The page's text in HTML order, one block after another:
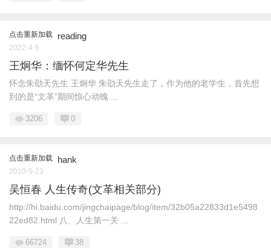
点击重新加载 reading
2022-4-5
王炯华：缅怀何定华先生
怀念朱劭天先生 王炯华 朱劭天先生走了，作为他的老学生，首先想
到的是“文革”期间惊心动魄 ...
3206 0
点击重新加载 hank
2010-5-23
吴恒春 人生传奇(文革相关部分)
http://hi.baidu.com/jingchaipage/blog/item/32b05a22833d1e5498
22ed82.html 八、人生第一关 ...
66724 38